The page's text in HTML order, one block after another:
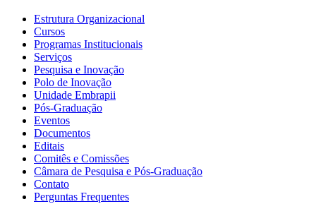
Estrutura Organizacional
Cursos
Programas Institucionais
Serviços
Pesquisa e Inovação
Polo de Inovação
Unidade Embrapii
Pós-Graduação
Eventos
Documentos
Editais
Comitês e Comissões
Câmara de Pesquisa e Pós-Graduação
Contato
Perguntas Frequentes